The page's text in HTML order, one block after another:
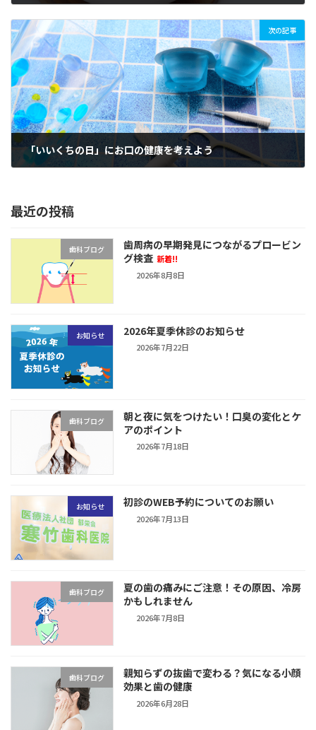
次の記事
「いいくちの日」にお口の健康を考えよう
最近の投稿
歯科ブログ
歯周病の早期発見につながるプロービン
グ検査 新着!!
2026年8月8日
お知らせ 2026年夏季休診のお知らせ
2026年7月22日
歯科ブログ
朝と夜に気をつけたい！口臭の変化とケ
アのポイント
2026年7月18日
お知らせ 初診のWEB予約についてのお願い
2026年7月13日
歯科ブログ
夏の歯の痛みにご注意！その原因、冷房
かもしれません
2026年7月8日
歯科ブログ
親知らずの抜歯で変わる？気になる小顔
効果と歯の健康
2026年6月28日